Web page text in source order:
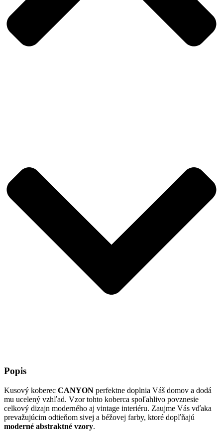
Popis
Kusový koberec CANYON perfektne doplnia Váš domov a dodá
mu ucelený vzhľad. Vzor tohto koberca spoľahlivo povznesie
celkový dizajn moderného aj vintage interiéru. Zaujme Vás vďaka
prevažujúcim odtieňom sivej a béžovej farby, ktoré dopľňajú
moderné abstraktné vzory.